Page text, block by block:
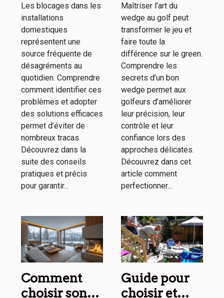
vos
installations
domestiques
?
Les blocages dans les
installations
domestiques
représentent une
source fréquente de
désagréments au
quotidien. Comprendre
comment identifier ces
problèmes et adopter
des solutions efficaces
permet d’éviter de
nombreux tracas.
Découvrez dans la
suite des conseils
pratiques et précis
pour garantir...
ligne
Maîtriser l’art du
wedge au golf peut
transformer le jeu et
faire toute la
différence sur le green.
Comprendre les
secrets d’un bon
wedge permet aux
golfeurs d’améliorer
leur précision, leur
contrôle et leur
confiance lors des
approches délicates.
Découvrez dans cet
article comment
perfectionner...
Comment
choisir son
Guide pour
choisir et